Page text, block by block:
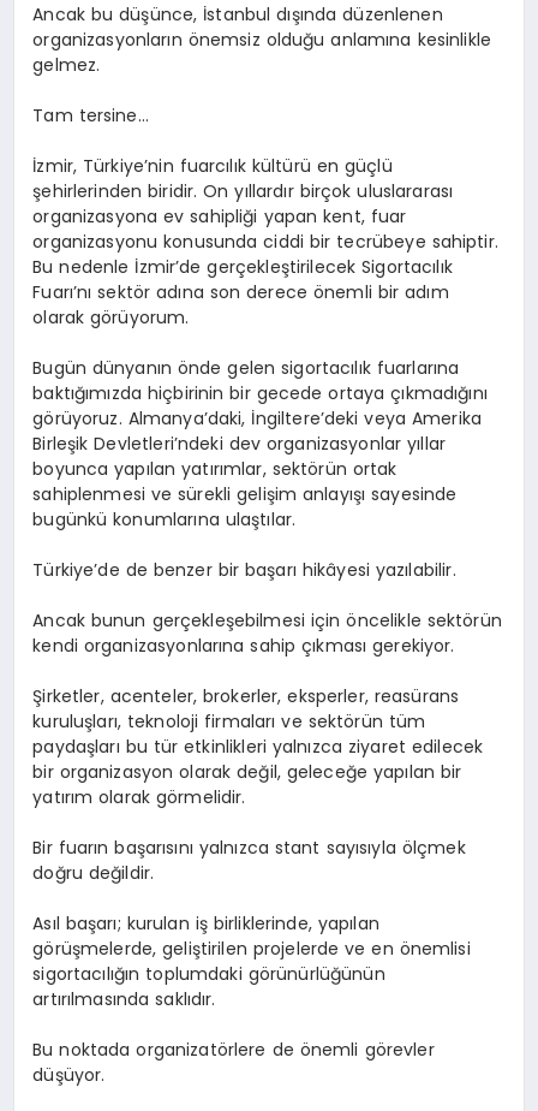
Ancak bu düşünce, İstanbul dışında düzenlenen
organizasyonların önemsiz olduğu anlamına kesinlikle
gelmez.
Tam tersine…
İzmir, Türkiye’nin fuarcılık kültürü en güçlü
şehirlerinden biridir. On yıllardır birçok uluslararası
organizasyona ev sahipliği yapan kent, fuar
organizasyonu konusunda ciddi bir tecrübeye sahiptir.
Bu nedenle İzmir’de gerçekleştirilecek Sigortacılık
Fuarı’nı sektör adına son derece önemli bir adım
olarak görüyorum.
Bugün dünyanın önde gelen sigortacılık fuarlarına
baktığımızda hiçbirinin bir gecede ortaya çıkmadığını
görüyoruz. Almanya’daki, İngiltere’deki veya Amerika
Birleşik Devletleri’ndeki dev organizasyonlar yıllar
boyunca yapılan yatırımlar, sektörün ortak
sahiplenmesi ve sürekli gelişim anlayışı sayesinde
bugünkü konumlarına ulaştılar.
Türkiye’de de benzer bir başarı hikâyesi yazılabilir.
Ancak bunun gerçekleşebilmesi için öncelikle sektörün
kendi organizasyonlarına sahip çıkması gerekiyor.
Şirketler, acenteler, brokerler, eksperler, reasürans
kuruluşları, teknoloji firmaları ve sektörün tüm
paydaşları bu tür etkinlikleri yalnızca ziyaret edilecek
bir organizasyon olarak değil, geleceğe yapılan bir
yatırım olarak görmelidir.
Bir fuarın başarısını yalnızca stant sayısıyla ölçmek
doğru değildir.
Asıl başarı; kurulan iş birliklerinde, yapılan
görüşmelerde, geliştirilen projelerde ve en önemlisi
sigortacılığın toplumdaki görünürlüğünün
artırılmasında saklıdır.
Bu noktada organizatörlere de önemli görevler
düşüyor.